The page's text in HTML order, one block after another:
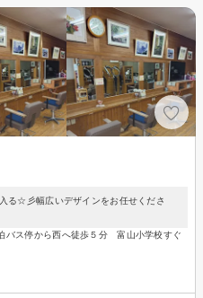
る☆彡幅広いデザインをお任せくださ
バス停から西へ徒歩５分 富山小学校すぐ